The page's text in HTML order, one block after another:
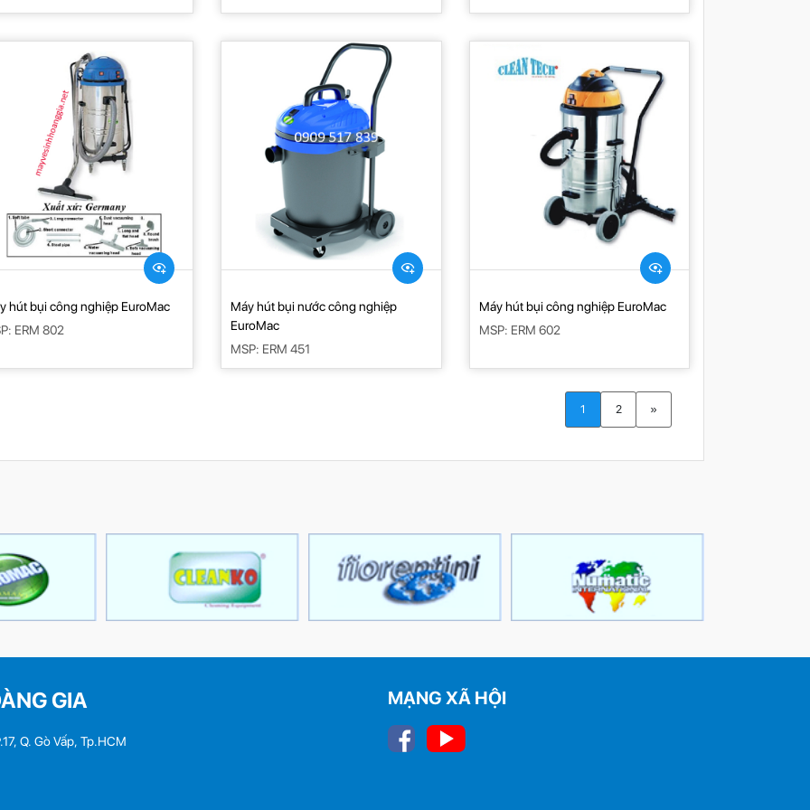
hút bụi công nghiệp EuroMac
MSP: ERM 802
Máy hút bụi nước công nghiệp
EuroMac
MSP: ERM 451
Máy hút bụi công nghiệp EuroMac
MSP: ERM 602
1 2 »
GIA
Q. Gò Vấp, Tp.HCM
MẠNG XÃ HỘI